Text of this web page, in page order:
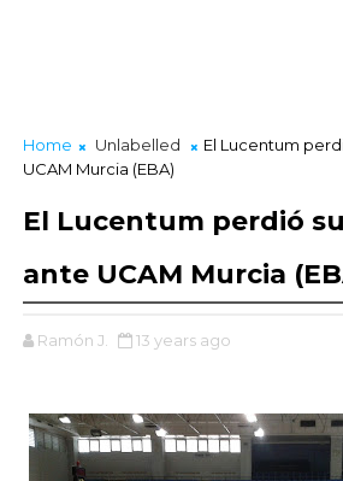
Home Unlabelled
El Lucentum
UCAM Murcia (EBA)
El Lucentum perdió
ante UCAM Murcia
Ramón J. 13 years ago